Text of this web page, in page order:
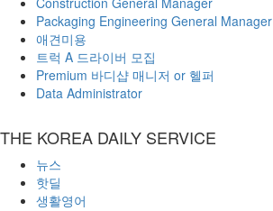
Packaging Engineering General Manager
애견미용
트럭 A 드라이버 모집
Premium 바디샵 매니저 or 헬퍼
Data Administrator
THE KOREA DAILY SERVICE
뉴스
핫딜
생활영어